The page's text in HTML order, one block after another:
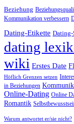
Beziehung
Kommunikation verbessern
Dating-Etikette Dating-
dating
wiki Erstes Date
Höflich Grenzen setzen
in Beziehungen
Online-Dating Online
Romantik
Warum antwortet er/sie nicht?